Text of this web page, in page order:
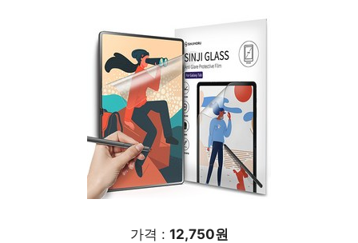
가격 : 12,750원